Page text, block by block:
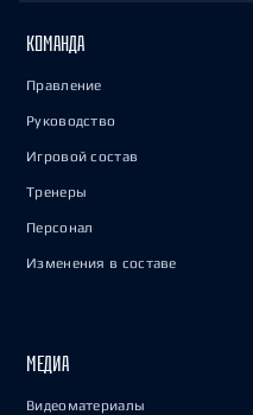
КОМАНДА
Правление
Руководство
Игровой состав
Тренеры
Персонал
Изменения в составе
МЕДИА
Видеоматериалы